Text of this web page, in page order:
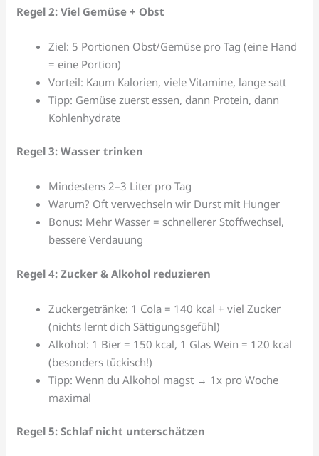
Regel 2: Viel Gemüse + Obst
Ziel: 5 Portionen Obst/Gemüse pro Tag (eine Hand
= eine Portion)
Vorteil: Kaum Kalorien, viele Vitamine, lange satt
Tipp: Gemüse zuerst essen, dann Protein, dann
Kohlenhydrate
Regel 3: Wasser trinken
Mindestens 2–3 Liter pro Tag
Warum? Oft verwechseln wir Durst mit Hunger
Bonus: Mehr Wasser = schnellerer Stoffwechsel,
bessere Verdauung
Regel 4: Zucker & Alkohol reduzieren
Zuckergetränke: 1 Cola = 140 kcal + viel Zucker
(nichts lernt dich Sättigungsgefühl)
Alkohol: 1 Bier = 150 kcal, 1 Glas Wein = 120 kcal
(besonders tückisch!)
Tipp: Wenn du Alkohol magst → 1x pro Woche
maximal
Regel 5: Schlaf nicht unterschätzen